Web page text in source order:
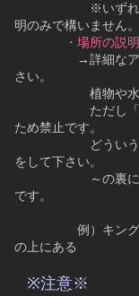
※いずれにも該
明のみで構いません。
・場所の説明
→詳細なアイテ
さい。
植物や水槽の
ただし「台」と
ため禁止です。
どういう台なの
をして下さい。
～の裏にある台
です。
例）キングトマ
の上にある
※注意※